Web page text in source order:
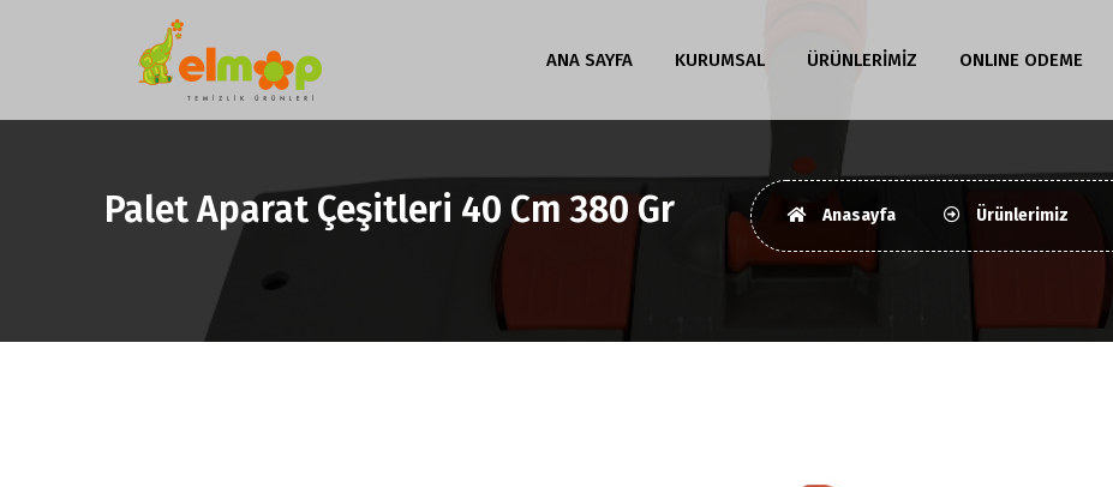
ANA SAYFA KURUMSAL ÜRÜNLERİMİZ ONLINE ODEME
Palet Aparat Çeşitleri 40 Cm 380 Gr Anasayfa Ürünlerimiz